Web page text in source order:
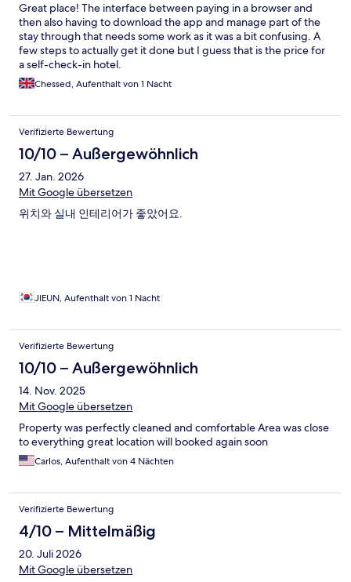
Great place! The interface between paying in a browser and
then also having to download the app and manage part of the
stay through that needs some work as it was a bit confusing. A
few steps to actually get it done but I guess that is the price for
a self-check-in hotel.
Chessed, Aufenthalt von 1 Nacht
Verifizierte Bewertung
10/10 – Außergewöhnlich
27. Jan. 2026
Mit Google übersetzen
위치와 실내 인테리어가 좋았어요.
JIEUN, Aufenthalt von 1 Nacht
Verifizierte Bewertung
10/10 – Außergewöhnlich
14. Nov. 2025
Mit Google übersetzen
Property was perfectly cleaned and comfortable Area was close
to everything great location will booked again soon
Carlos, Aufenthalt von 4 Nächten
Verifizierte Bewertung
4/10 – Mittelmäßig
20. Juli 2026
Mit Google übersetzen